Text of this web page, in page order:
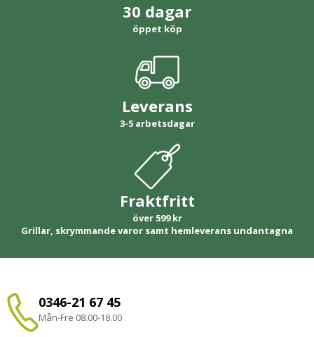
30 dagar
öppet köp
Leverans
3-5 arbetsdagar
Fraktfritt
över 599 kr
Grillar, skrymmande varor samt hemleverans undantagna
0346-21 67 45
Mån-Fre 08.00-18.00